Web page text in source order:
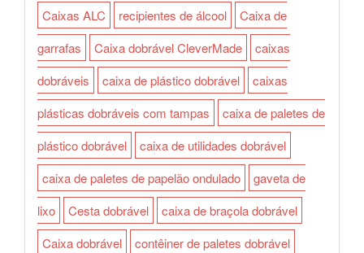
Caixas ALC recipientes de álcool
Caixa de
garrafas
Caixa dobrável CleverMade
caixas
dobráveis
caixa de plástico dobrável
caixas
plásticas dobráveis com tampas
caixa de paletes de
plástico dobrável
caixa de utilidades dobrável
caixa de paletes de papelão ondulado
gaveta de
lixo
Cesta dobrável
caixa de braçola dobrável
Caixa dobrável
contêiner de paletes dobrável